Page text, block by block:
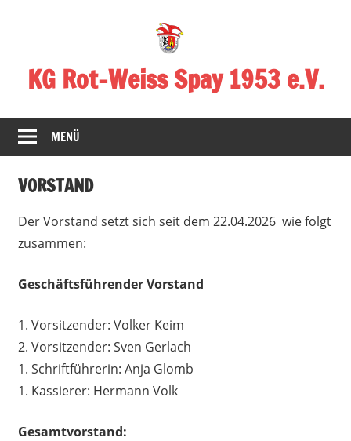
KG Rot-Weiss Spay 1953 e.V.
in
Spay!
MENÜ
VORSTAND
Der Vorstand setzt sich seit dem 22.04.2026 wie folgt
zusammen:
Geschäftsführender Vorstand
1. Vorsitzender: Volker Keim
2. Vorsitzender: Sven Gerlach
1. Schriftführerin: Anja Glomb
1. Kassierer: Hermann Volk
Gesamtvorstand: